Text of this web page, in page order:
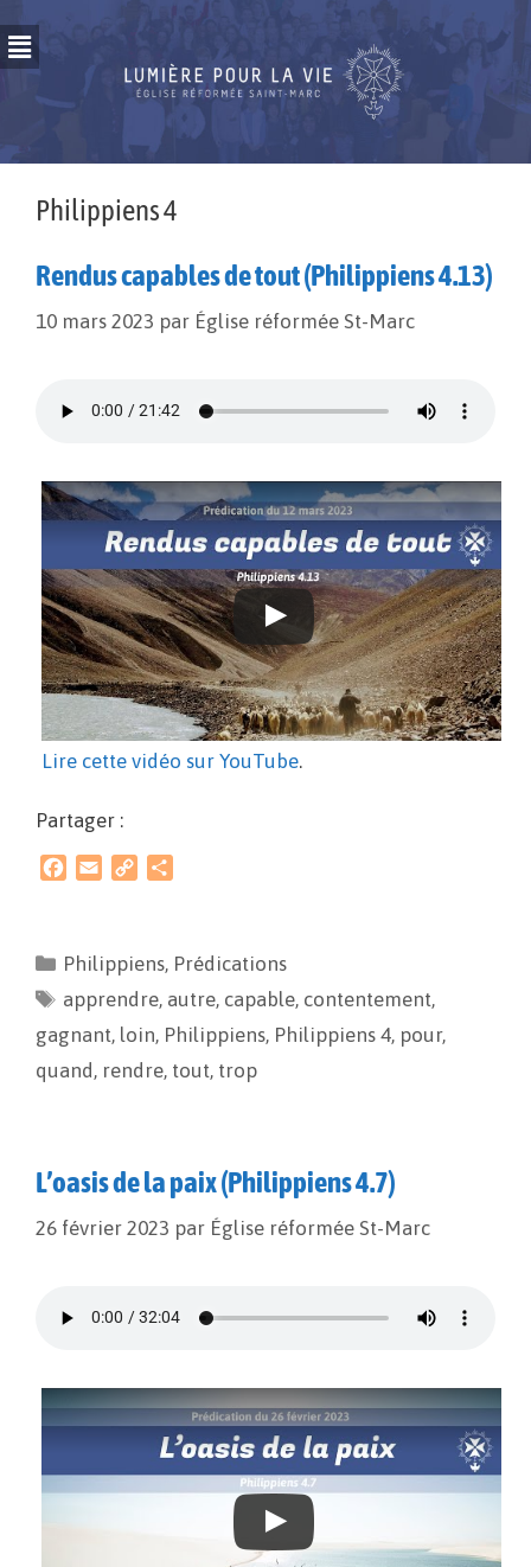
Philippiens 4
Rendus capables de tout (Philippiens 4.13)
10 mars 2023 par Église réformée St-Marc
Lire cette vidéo sur YouTube.
Partager :
b
o
k
l
L
i
n
a
g
e
Philippiens, Prédications
apprendre, autre, capable, contentement,
gagnant, loin, Philippiens, Philippiens 4, pour,
quand , rendre, tout, trop
L’oasis de la paix (Philippiens 4.7)
26 février 2023 par Église réformée St-Marc